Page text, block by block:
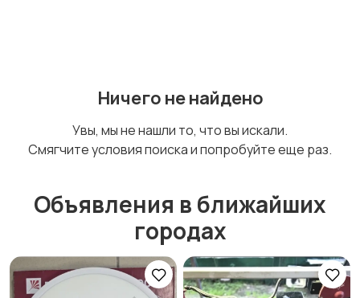
Для Бизнеса Спорт и отдых
Ничего не найдено
Увы, мы не нашли то, что вы искали.
Смягчите условия поиска и попробуйте еще раз.
Объявления в ближайших
городах